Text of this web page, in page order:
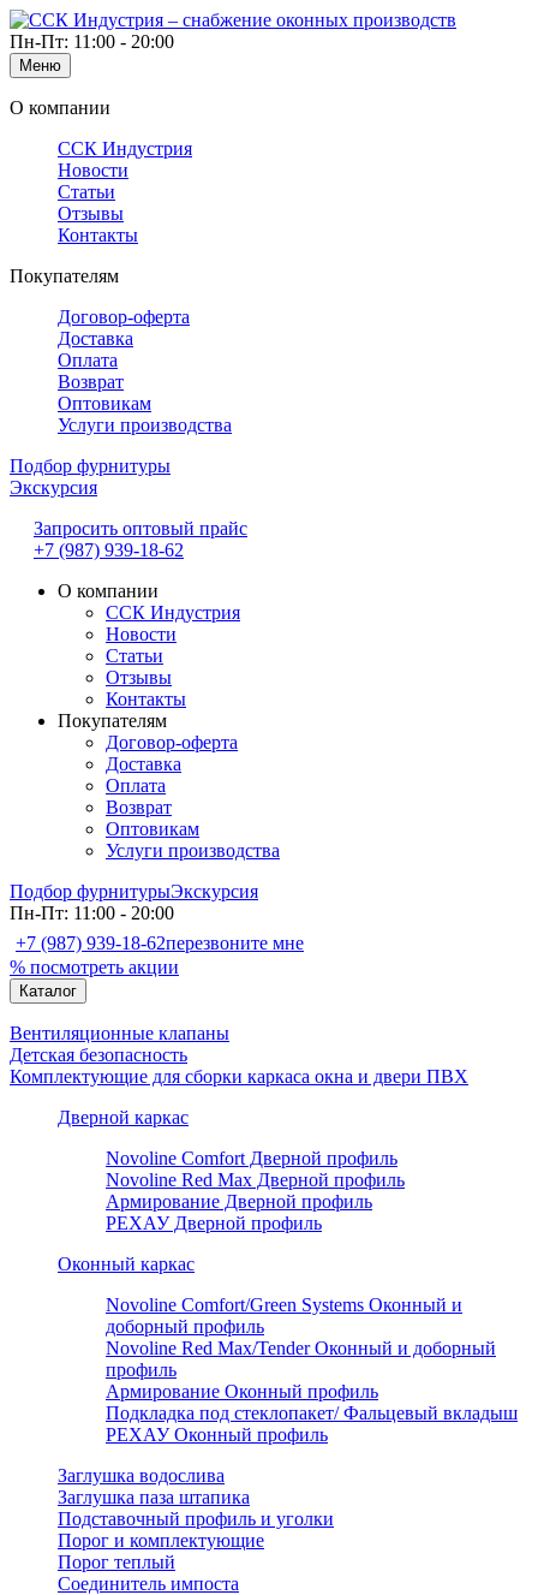
Пн-Пт: 11:00 - 20:00
Меню
О компании
ССК Индустрия
Новости
Статьи
Отзывы
Контакты
Покупателям
Договор-оферта
Доставка
Оплата
Возврат
Оптовикам
Услуги производства
Подбор фурнитуры
Экскурсия
Запросить оптовый прайс
+7 (987) 939-18-62
О компании
ССК Индустрия
Новости
Статьи
Отзывы
Контакты
Покупателям
Договор-оферта
Доставка
Оплата
Возврат
Оптовикам
Услуги производства
Подбор фурнитурыЭкскурсия
Пн-Пт: 11:00 - 20:00
+7 (987) 939-18-62перезвоните мне
% посмотреть акции
Каталог
Вентиляционные клапаны
Детская безопасность
Комплектующие для сборки каркаса окна и двери ПВХ
Дверной каркас
Novoline Comfort Дверной профиль
Novoline Red Мax Дверной профиль
Армирование Дверной профиль
РЕХАУ Дверной профиль
Оконный каркас
Novoline Comfort/Green Systems Оконный и
доборный профиль
Novoline Red Max/Tender Оконный и доборный
профиль
Армирование Оконный профиль
Подкладка под стеклопакет/ Фальцевый вкладыш
РЕХАУ Оконный профиль
Заглушка водослива
Заглушка паза штапика
Подставочный профиль и уголки
Порог и комплектующие
Порог теплый
Соединитель импоста